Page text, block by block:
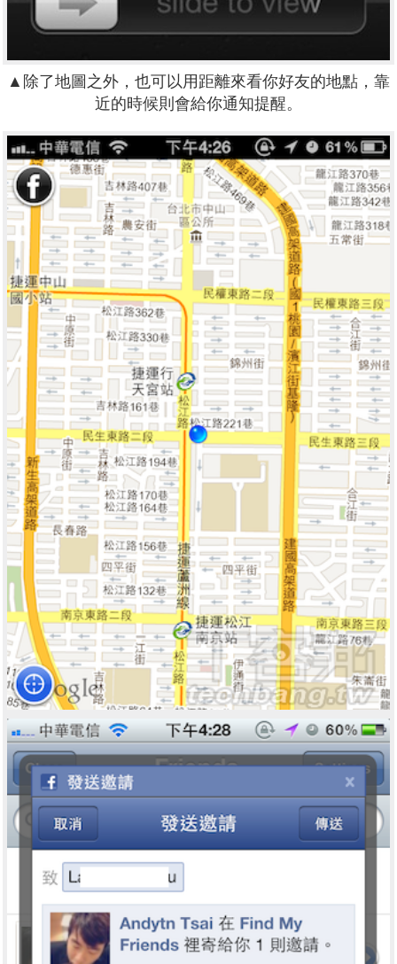
▲除了地圖之外，也可以用距離來看你好友的地點，靠
近的時候則會給你通知提醒。